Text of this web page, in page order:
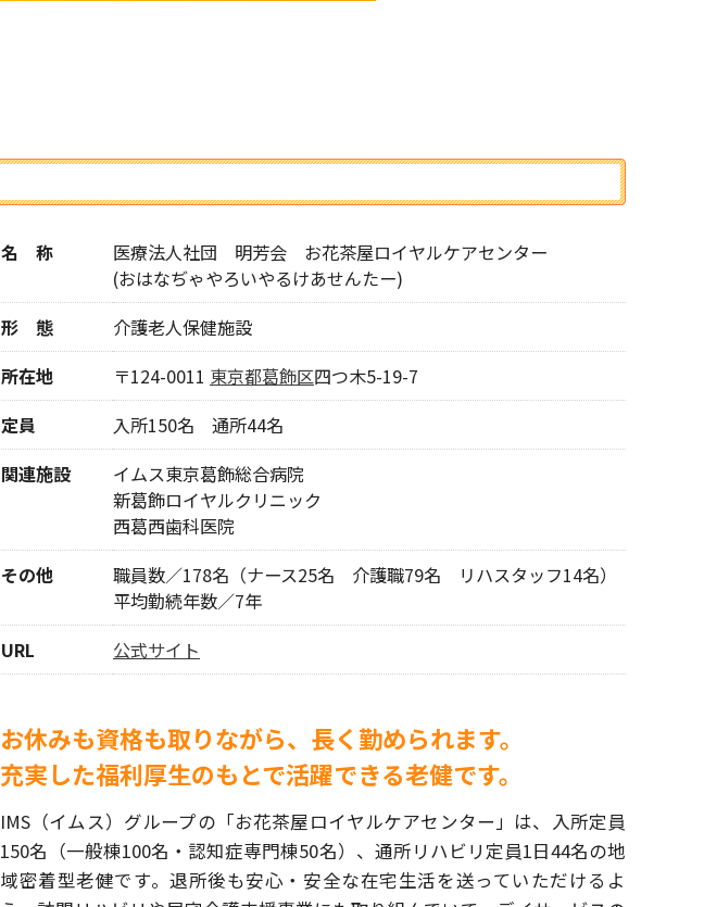
名 称
医療法人社団 明芳会 お花茶屋ロイヤルケアセンター
(おはなぢゃやろいやるけあせんたー)
形 態
介護老人保健施設
所在地
〒124-0011 東京都葛飾区四つ木5-19-7
定員
入所150名 通所44名
関連施設
イムス東京葛飾総合病院
新葛飾ロイヤルクリニック
西葛西歯科医院
その他
職員数／178名（ナース25名 介護職79名 リハスタッフ14名）
平均勤続年数／7年
URL
公式サイト
お休みも資格も取りながら、長く勤められます。
充実した福利厚生のもとで活躍できる老健です。
IMS（イムス）グループの「お花茶屋ロイヤルケアセンター」は、 入所定員
150名（一般棟100名・認知症専門棟50名）、通所リハビリ定員1日44名の地
域密着型老健です。退所後も安心・安全な在宅生活を送っていただけるよ